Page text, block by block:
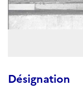
Désignation